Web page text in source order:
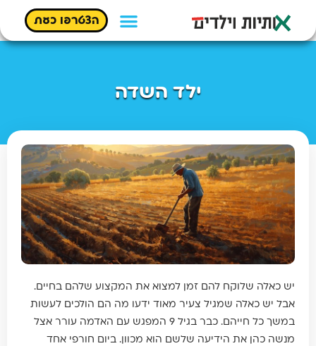
הצטרפו כעת
ילד השדה
יש כאלה שלוקח להם זמן למצוא את המקצוע שלהם בחיים.
אבל יש כאלה שמגיל צעיר מאוד ידעו מה הם הולכים לעשות
במשך כל חייהם. כבר בגיל 9 המפגש עם האדמה עורר אצל
מנשה כהן את הידיעה שלשם הוא מכוון. ביום חורפי אחד